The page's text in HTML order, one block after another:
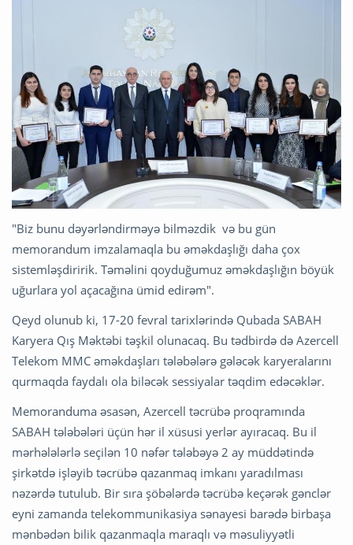
"Biz bunu dəyərləndirməyə bilməzdik və bu gün
memorandum imzalamaqla bu əməkdaşlığı daha çox
sistemləşdiririk. Təməlini qoyduğumuz əməkdaşlığın böyük
uğurlara yol açacağına ümid edirəm".
Qeyd olunub ki, 17-20 fevral tarixlərində Qubada SABAH
Karyera Qış Məktəbi təşkil olunacaq. Bu tədbirdə də Azercell
Telekom MMC əməkdaşları tələbələrə gələcək karyeralarını
qurmaqda faydalı ola biləcək sessiyalar təqdim edəcəklər.
Memoranduma əsasən, Azercell təcrübə proqramında
SABAH tələbələri üçün hər il xüsusi yerlər ayıracaq. Bu il
mərhələlərlə seçilən 10 nəfər tələbəyə 2 ay müddətində
şirkətdə işləyib təcrübə qazanmaq imkanı yaradılması
nəzərdə tutulub. Bir sıra şöbələrdə təcrübə keçərək gənclər
eyni zamanda telekommunikasiya sənayesi barədə birbaşa
mənbədən bilik qazanmaqla maraqlı və məsuliyyətli